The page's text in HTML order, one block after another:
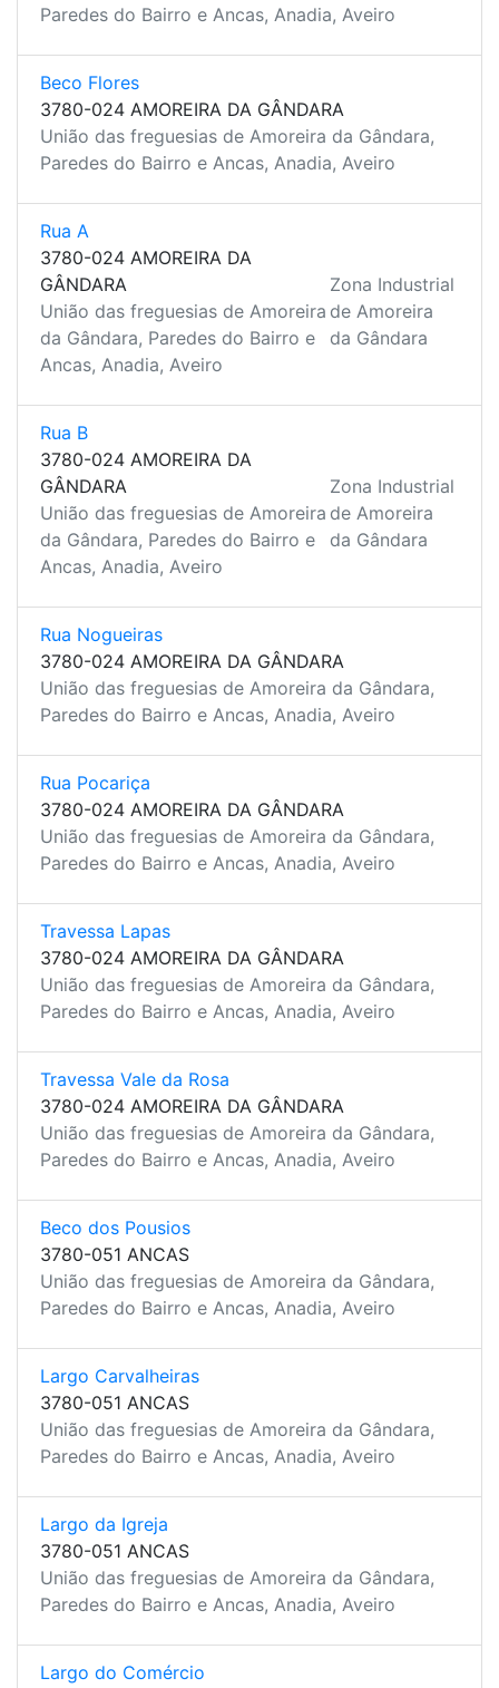
Paredes do Bairro e Ancas, Anadia, Aveiro
Beco Flores
3780-024 AMOREIRA DA GÂNDARA
União das freguesias de Amoreira da Gândara,
Paredes do Bairro e Ancas, Anadia, Aveiro
Rua A
3780-024 AMOREIRA DA
GÂNDARA
União das freguesias de Amoreira
da Gândara, Paredes do Bairro e
Ancas, Anadia, Aveiro
Zona Industrial
de Amoreira
da Gândara
Rua B
3780-024 AMOREIRA DA
GÂNDARA
União das freguesias de Amoreira
da Gândara, Paredes do Bairro e
Ancas, Anadia, Aveiro
Zona Industrial
de Amoreira
da Gândara
Rua Nogueiras
3780-024 AMOREIRA DA GÂNDARA
União das freguesias de Amoreira da Gândara,
Paredes do Bairro e Ancas, Anadia, Aveiro
Rua Pocariça
3780-024 AMOREIRA DA GÂNDARA
União das freguesias de Amoreira da Gândara,
Paredes do Bairro e Ancas, Anadia, Aveiro
Travessa Lapas
3780-024 AMOREIRA DA GÂNDARA
União das freguesias de Amoreira da Gândara,
Paredes do Bairro e Ancas, Anadia, Aveiro
Travessa Vale da Rosa
3780-024 AMOREIRA DA GÂNDARA
União das freguesias de Amoreira da Gândara,
Paredes do Bairro e Ancas, Anadia, Aveiro
Beco dos Pousios
3780-051 ANCAS
União das freguesias de Amoreira da Gândara,
Paredes do Bairro e Ancas, Anadia, Aveiro
Largo Carvalheiras
3780-051 ANCAS
União das freguesias de Amoreira da Gândara,
Paredes do Bairro e Ancas, Anadia, Aveiro
Largo da Igreja
3780-051 ANCAS
União das freguesias de Amoreira da Gândara,
Paredes do Bairro e Ancas, Anadia, Aveiro
Largo do Comércio